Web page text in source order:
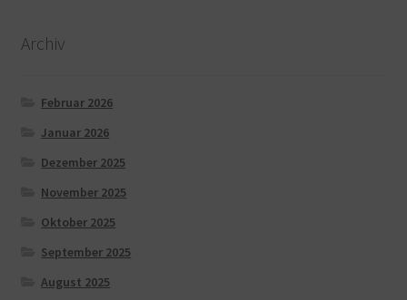
Archiv
Februar 2026
Januar 2026
Dezember 2025
November 2025
Oktober 2025
September 2025
August 2025